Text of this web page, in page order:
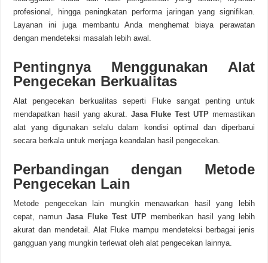
profesional, hingga peningkatan performa jaringan yang signifikan.
Layanan ini juga membantu Anda menghemat biaya perawatan
dengan mendeteksi masalah lebih awal.
Pentingnya Menggunakan Alat
Pengecekan Berkualitas
Alat pengecekan berkualitas seperti Fluke sangat penting untuk
mendapatkan hasil yang akurat. Jasa Fluke Test UTPmemastikan
alat yang digunakan selalu dalam kondisi optimal dan diperbarui
secara berkala untuk menjaga keandalan hasil pengecekan.
Perbandingan dengan Metode
Pengecekan Lain
Metode pengecekan lain mungkin menawarkan hasil yang lebih
cepat, namunJasa Fluke Test UTPmemberikan hasil yang lebih
akurat dan mendetail. Alat Fluke mampu mendeteksi berbagai jenis
gangguan yang mungkin terlewat oleh alat pengecekan lainnya.